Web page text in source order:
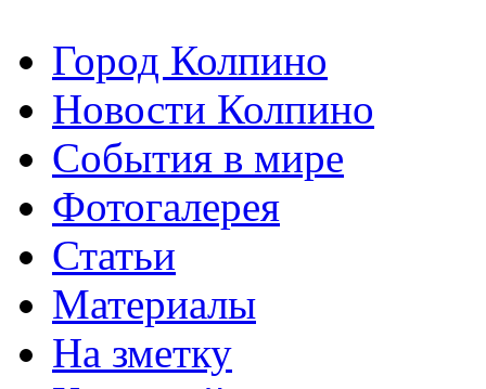
Город Колпино
Новости Колпино
События в мире
Фотогалерея
Статьи
Материалы
На зметку